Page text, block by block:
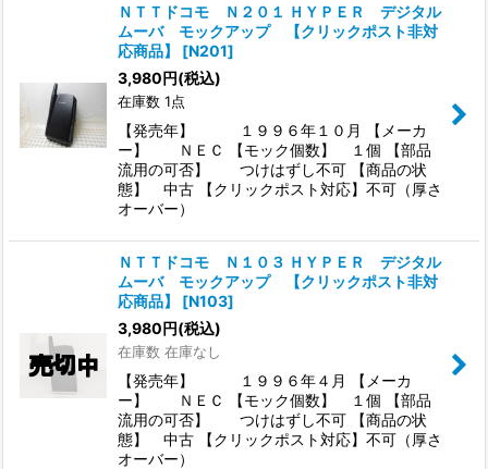
ＮＴＴドコモ Ｎ２０１ ＨＹＰＥＲ デジタル
ムーバ モックアップ 【クリックポスト非対
応商品】
[N201]
3,980円(税込)
在庫数 1点
【発売年】 １９９６年１０月 【メーカ
ー】 ＮＥＣ 【モック個数】 １個 【部品
流用の可否】 つけはずし不可 【商品の状
態】 中古 【クリックポスト対応】不可（厚さ
オーバー）
ＮＴＴドコモ Ｎ１０３ ＨＹＰＥＲ デジタル
ムーバ モックアップ 【クリックポスト非対
応商品】
[N103]
3,980円(税込)
在庫数 在庫なし
【発売年】 １９９６年４月 【メーカ
ー】 ＮＥＣ 【モック個数】 １個 【部品
流用の可否】 つけはずし不可 【商品の状
態】 中古 【クリックポスト対応】不可（厚さ
オーバー）